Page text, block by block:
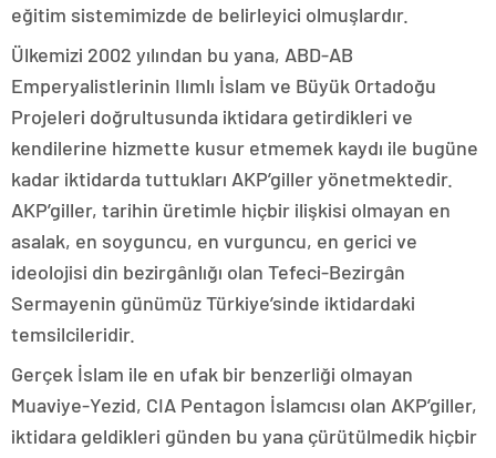
eğitim sistemimizde de belirleyici olmuşlardır.
Ülkemizi 2002 yılından bu yana, ABD-AB
Emperyalistlerinin Ilımlı İslam ve Büyük Ortadoğu
Projeleri doğrultusunda iktidara getirdikleri ve
kendilerine hizmette kusur etmemek kaydı ile bugüne
kadar iktidarda tuttukları AKP’giller yönetmektedir.
AKP’giller, tarihin üretimle hiçbir ilişkisi olmayan en
asalak, en soyguncu, en vurguncu, en gerici ve
ideolojisi din bezirgânlığı olan Tefeci-Bezirgân
Sermayenin günümüz Türkiye’sinde iktidardaki
temsilcileridir.
Gerçek İslam ile en ufak bir benzerliği olmayan
Muaviye-Yezid, CIA Pentagon İslamcısı olan AKP’giller,
iktidara geldikleri günden bu yana çürütülmedik hiçbir